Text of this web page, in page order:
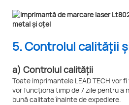
5. Controlul calității
a) Controlul calității
Toate imprimantele LEAD TECH vor
vor funcționa timp de 7 zile pentru a
bună calitate înainte de expediere.